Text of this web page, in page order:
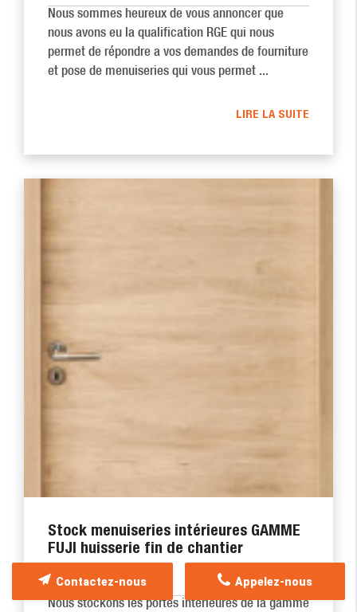
Nous sommes heureux de vous annoncer que
nous avons eu la qualification RGE qui nous
permet de répondre a vos demandes de fourniture
et pose de menuiseries qui vous permet ...
LIRE LA SUITE
Stock menuiseries intérieures GAMME
FUJI huisserie fin de chantier
05/05/2026
Nous stockons les portes interieures de la gamme
Appelez-nous
Contactez-nous